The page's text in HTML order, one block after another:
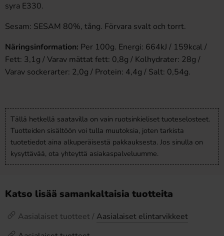
syra E330.
Sesam: SESAM 80%, tång. Förvara svalt och torrt.
Näringsinformation: Per 100g. Energi: 664kJ / 159kcal /
Fett: 3,1g / Varav mättat fett: 0,8g / Kolhydrater: 28g /
Varav sockerarter: 2,0g / Protein: 4,4g / Salt: 0,54g.
Tällä hetkellä saatavilla on vain ruotsinkieliset tuoteselosteet.
Tuotteiden sisältöön voi tulla muutoksia, joten tarkista
tuotetiedot aina alkuperäisestä pakkauksesta. Jos sinulla on
kysyttävää, ota yhteyttä asiakaspalveluumme.
Katso lisää samankaltaisia tuotteita
Aasialaiset tuotteet / Aasialaiset elintarvikkeet